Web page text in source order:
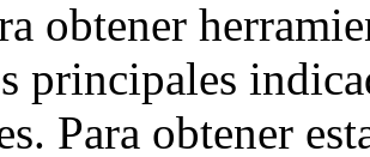
obtener
principales
Para obtener